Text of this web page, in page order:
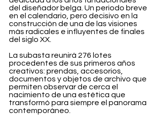
del diseñador belga. Un periodo breve
en el calendario, pero decisivo en la
construcción de una de las visiones
más radicales e influyentes de finales
del siglo XX.
La subasta reunirá 276 lotes
procedentes de sus primeros años
creativos: prendas, accesorios,
documentos y objetos de archivo que
permiten observar de cerca el
nacimiento de una estética que
transformó para siempre el panorama
contemporáneo.